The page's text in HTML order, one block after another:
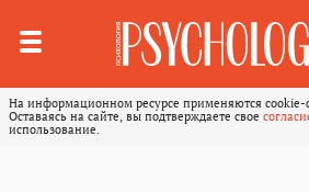
На информационном ресурсе применяются
Оставаясь на сайте, вы подтверждаете свое
использование.